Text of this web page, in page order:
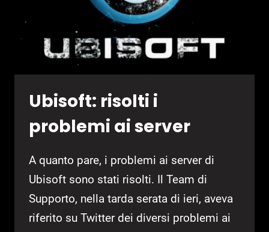
Ubisoft: risolti i
problemi ai server
A quanto pare, i problemi ai server di
Ubisoft sono stati risolti. Il Team di
Supporto, nella tarda serata di ieri, aveva
riferito su Twitter dei diversi problemi ai